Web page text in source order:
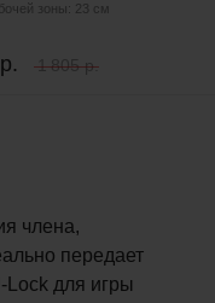
зоны: 23 см
р. 1 805 р.
члена,
передает
Lock для игры